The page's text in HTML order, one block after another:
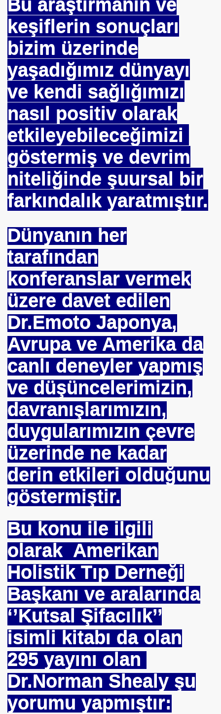
keşiflerin sonuçları
bizim üzerinde
yaşadığımız dünyayı
ve kendi sağlığımızı
nasıl positiv olarak
etkileyebileceğimizi
göstermiş ve devrim
niteliğinde şuursal bir
farkındalık yaratmıştır.
Dünyanın her
tarafından
konferanslar vermek
üzere davet edilen
Dr.Emoto Japonya,
Avrupa ve Amerika da
canlı deneyler yapmış
ve düşüncelerimizin,
davranışlarımızın,
duygularımızın çevre
üzerinde ne kadar
derin etkileri olduğunu
göstermiştir.
Bu konu ile ilgili
olarak Amerikan
Holistik Tıp Derneği
Başkanı ve aralarında
‘’Kutsal Şifacılık’’
isimli kitabı da olan
295 yayını olan
Dr.Norman Shealy şu
yorumu yapmıştır:
BŞK. ENERJİ VERİMLİLİĞİ DER. BŞK
Cezalandırılan Bürokrat
Eyüp Ensari ERGİN-Mehmet Kamil BERSE.
BAŞKANI
Varmı?-WARREN BUFFET.
REZERV SİSTEMİ-Prof.M.GÜNDOĞAN.
Birliği
krizi bekliyor!
FRANSA
SEN
.Dr.Hamdi KALYONCU
LÜTFÜ OFLAZ
21NCİ YY.Cuma da Halife adına Hutbe Okunan Ülkeler
EDİLİYOR YOSA